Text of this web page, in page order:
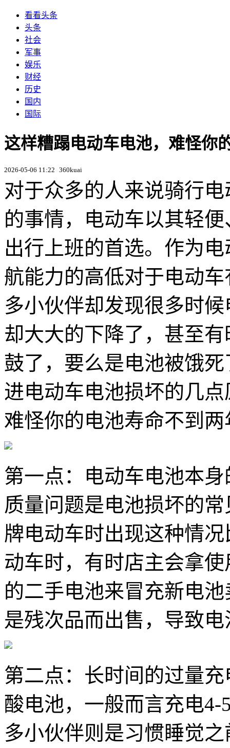
看看头条
头条
社会
军事
娱乐
财经
历史
国内
国际
这样糟蹋电动车电池，难怪你
2026-05-06 11:22 360kuai
对于众多的人来说骑行
的事情，电动车以其轻
出行上班的首选。作为
航能力的高低对于电动
多小伙伴却发现很多时
却大大的下降了，甚至
鼓了，要么是电池被饿
进电动车电池损坏的几
难怪你的电池寿命不到两
第一点：电动车电池本
质量问题是电池损坏的
牌电动车时出现这种情
动车时，有时店主会拿
的二手电池来冒充新电
是残次品而出售，导致
第二点：长时间的过量
酸电池，一般而言充电
多小伙伴则是习惯睡觉